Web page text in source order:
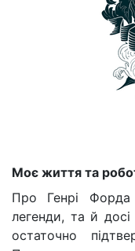
Моє життя та
Про Генрі
легенди, та й досі
остаточно